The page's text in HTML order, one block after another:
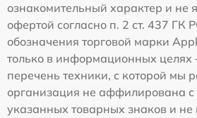
ознакомительный характер и не
офертой согласно п. 2 ст. 437 ГК
обозначения торговой марки
только в информационных целях
перечень техники, с которой мы
организация не аффилирована
указанных товарных знаков и не